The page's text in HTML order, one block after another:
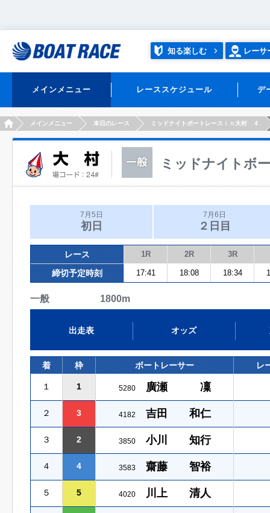
知る楽しむ レーサ
メインメニュー レーススケジュール デ
HOMEメインメニュー 本日のレース ミッドナイトボートレースｉｎ大村 ４
ミッドナイトボ
7月5日
初日
7月6日
２日目
レース 1R 2R 3R
締切予定時刻 17:41 18:08 18:34
一般 1800m
出走表 オッズ
着 枠 ボートレーサー レ
１ 1 5280 廣瀬 凜
２ 3 4182 吉田 和仁
３ 2 3850 小川 知行
４ 4 3583 齋藤 智裕
５ 5 4020 川上 清人